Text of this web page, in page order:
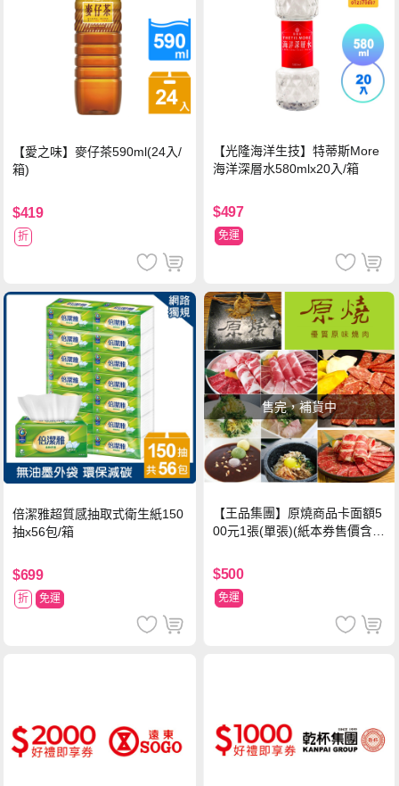
【愛之味】麥仔茶590ml(24入/
箱)
$419
折
【光隆海洋生技】特蒂斯More
海洋深層水580mlx20入/箱
$497
免運
倍潔雅超質感抽取式衛生紙150
抽x56包/箱
$699
折 免運
售完，補貨中
【王品集團】原燒商品卡面額5
00元1張(單張)(紙本券售價含平
$500
免運